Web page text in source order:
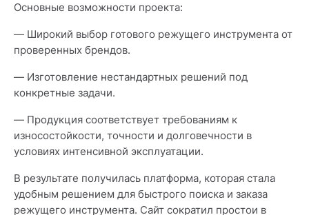
Основные возможности проекта:
— Широкий выбор готового режущего инструмента от
проверенных брендов.
— Изготовление нестандартных решений под
конкретные задачи.
— Продукция соответствует требованиям к
износостойкости, точности и долговечности в
условиях интенсивной эксплуатации.
В результате получилась платформа, которая стала
удобным решением для быстрого поиска и заказа
режущего инструмента. Сайт сократил простои в